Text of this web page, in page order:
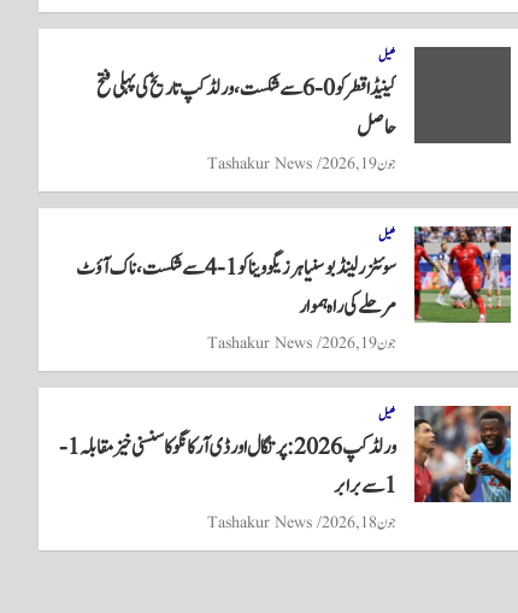
کھیل
کینیڈا قطر کو 0-6 سے شکست، ورلڈ کپ تاریخ کی پہلی فتح
حاصل
جون 19, 2026 Tashakur News
کھیل
سوئٹزرلینڈ بوسنیا ہرزیگووینا کو 1-4 سے شکست، ناک آؤٹ
مرحلے کی راہ ہموار
جون 19, 2026 Tashakur News
کھیل
ورلڈ کپ 2026: پرتگال اور ڈی آر کانگو کا سنسنی خیز مقابلہ 1-
1 سے برابر
جون 18, 2026 Tashakur News